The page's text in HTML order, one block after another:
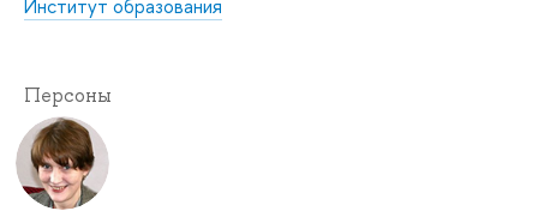
Институт образования
Персоны